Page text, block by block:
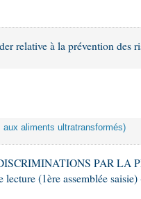
relative à la prévention des
aliments ultratransformés)
PAR LA
(1ère assemblée saisie)